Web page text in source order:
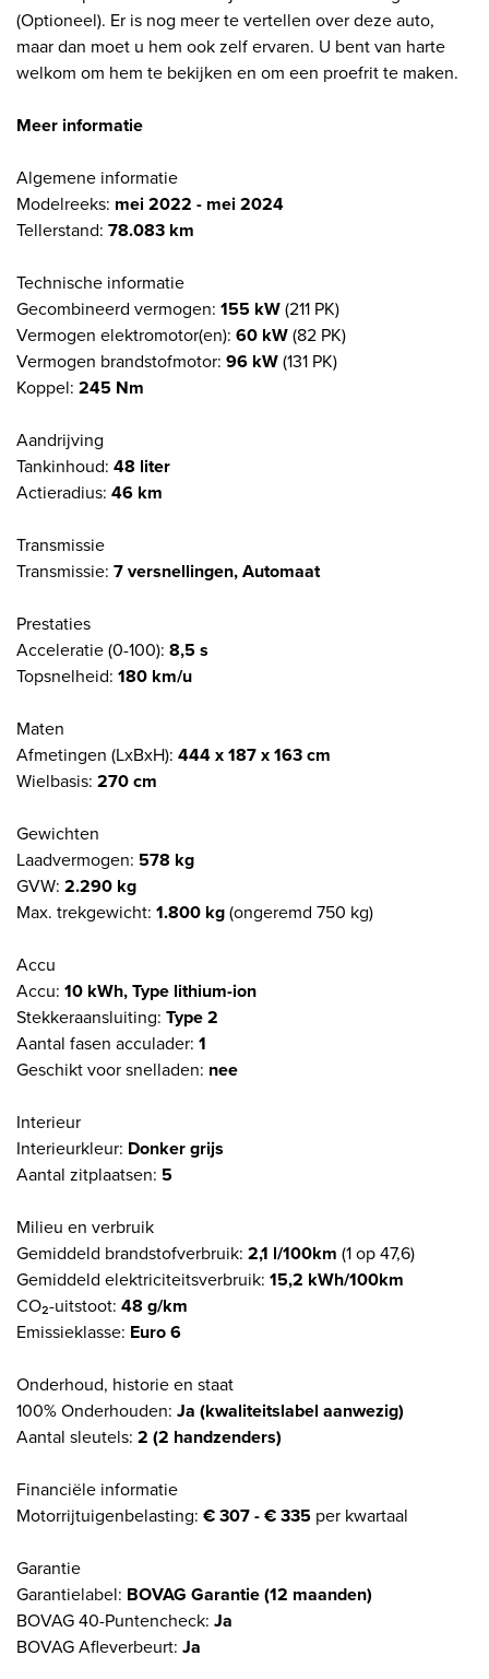
(Optioneel). Er is nog meer te vertellen over deze auto,
maar dan moet u hem ook zelf ervaren. U bent van harte
welkom om hem te bekijken en om een proefrit te maken.
Meer informatie
Algemene informatie
Modelreeks: mei 2022 - mei 2024
Tellerstand: 78.083 km
Technische informatie
Gecombineerd vermogen: 155 kW(211 PK)
Vermogen elektromotor(en): 60 kW(82 PK)
Vermogen brandstofmotor: 96 kW(131 PK)
Koppel: 245 Nm
Aandrijving
Tankinhoud: 48 liter
Actieradius: 46 km
Transmissie
Transmissie: 7 versnellingen, Automaat
Prestaties
Acceleratie (0-100): 8,5 s
Topsnelheid: 180 km/u
Maten
Afmetingen (LxBxH): 444 x 187 x 163 cm
Wielbasis: 270 cm
Gewichten
Laadvermogen: 578 kg
GVW: 2.290 kg
Max. trekgewicht: 1.800 kg(ongeremd 750 kg)
Accu
Accu: 10 kWh, Type lithium-ion
Stekkeraansluiting: Type 2
Aantal fasen acculader: 1
Geschikt voor snelladen: nee
Interieur
Interieurkleur: Donker grijs
Aantal zitplaatsen: 5
Milieu en verbruik
Gemiddeld brandstofverbruik: 2,1 l/100km (1 op 47,6)
Gemiddeld elektriciteitsverbruik: 15,2 kWh/100km
CO₂-uitstoot: 48 g/km
Emissieklasse: Euro 6
Onderhoud, historie en staat
100% Onderhouden: Ja (kwaliteitslabel aanwezig)
Aantal sleutels: 2 (2 handzenders)
Financiële informatie
Motorrijtuigenbelasting: € 307 - € 335 per kwartaal
Garantie
Garantielabel: BOVAG Garantie (12 maanden)
BOVAG 40-Puntencheck: Ja
BOVAG Afleverbeurt: Ja